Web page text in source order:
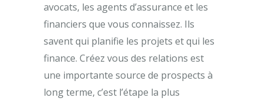
avocats, les agents d’assurance et les
financiers que vous connaissez. Ils
savent qui planifie les projets et qui les
finance. Créez vous des relations est
une importante source de prospects à
long terme, c’est l’étape la plus